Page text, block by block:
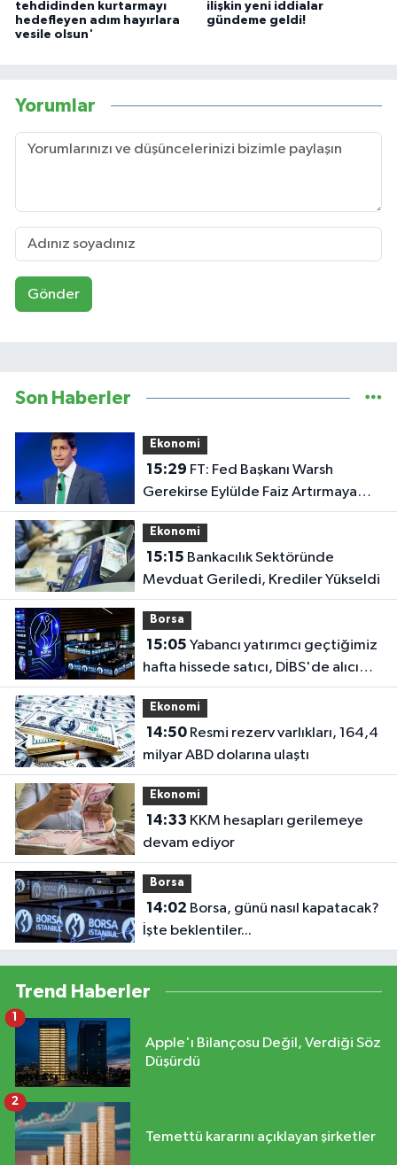
tehdidinden kurtarmayı
hedefleyen adım hayırlara
vesile olsun'
ilişkin yeni iddialar
gündeme geldi!
Yorumlar
Gönder
Son Haberler
Ekonomi
15:29
Gerekirse Eylülde Faiz Artırmaya
Hazır
Ekonomi
15:15
Mevduat Geriledi, Krediler Yükseldi
Borsa
15:05
hafta hissede satıcı, DİBS'de alıcı
oldu
Ekonomi
14:50Resmi rezerv varlıkları, 164,4
milyar ABD dolarına ulaştı
Ekonomi
14:33
devam ediyor
Borsa
14:02
İşte beklentiler...
Trend Haberler
Apple'ı Bilançosu Değil, Verdiği Söz
Düşürdü
Temettü kararını açıklayan şirketler
2